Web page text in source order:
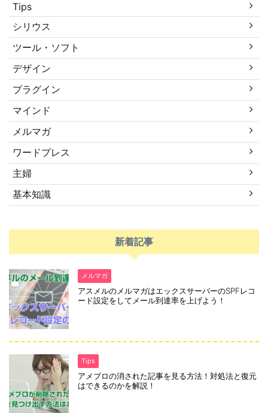
Tips
シリウス
ツール・ソフト
デザイン
プラグイン
マインド
メルマガ
ワードプレス
主婦
基本知識
新着記事
メルマガ
アスメルのメルマガはエックスサーバーのSPFレコ
ード設定をしてメール到達率を上げよう！
Tips
アメブロの消された記事を見る方法！対処法と復元
はできるのかを解説！